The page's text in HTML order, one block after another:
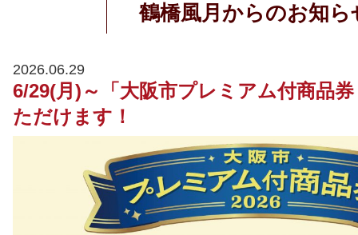
鶴橋風月からのお知ら
2026.06.29
6/29(月)～「大阪市プレミアム付商品
ただけます！